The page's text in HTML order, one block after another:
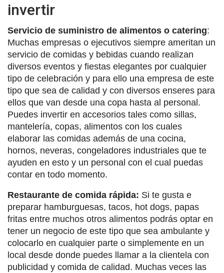
invertir
Servicio de suministro de alimentos o catering:
Muchas empresas o ejecutivos siempre ameritan un
servicio de comidas y bebidas cuando realizan
diversos eventos y fiestas elegantes por cualquier
tipo de celebración y para ello una empresa de este
tipo que sea de calidad y con diversos enseres para
ellos que van desde una copa hasta al personal.
Puedes invertir en accesorios tales como sillas,
mantelería, copas, alimentos con los cuales
elaborar las comidas además de una cocina,
hornos, neveras, congeladores industriales que te
ayuden en esto y un personal con el cual puedas
contar en todo momento.
Restaurante de comida rápida: Si te gusta e
preparar hamburguesas, tacos, hot dogs, papas
fritas entre muchos otros alimentos podrás optar en
tener un negocio de este tipo que sea ambulante y
colocarlo en cualquier parte o simplemente en un
local desde donde puedes llamar a la clientela con
publicidad y comida de calidad. Muchas veces las